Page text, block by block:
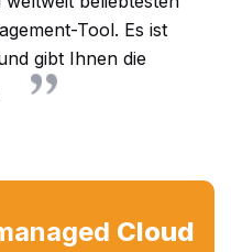
Tool. Es ist
gibt Ihnen die
Cloud